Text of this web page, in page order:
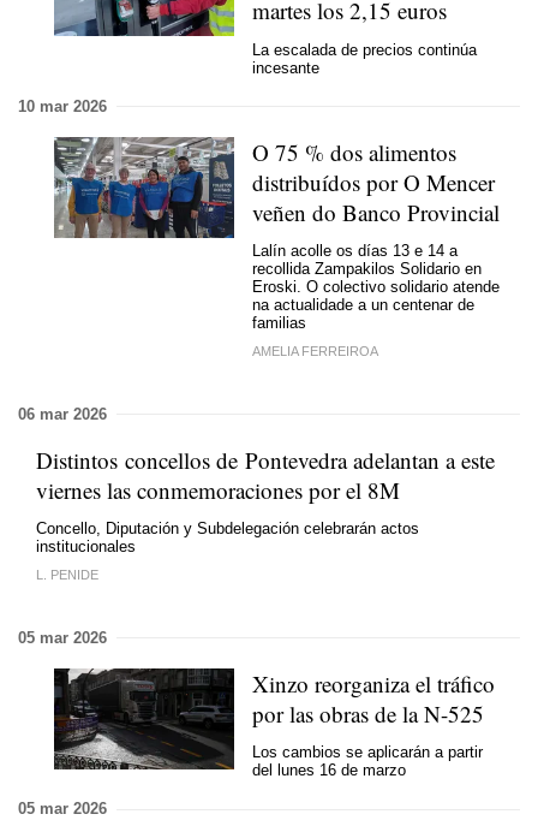
martes los 2,15 euros
La escalada de precios continúa
incesante
10 mar 2026
O 75 % dos alimentos
distribuídos por O Mencer
veñen do Banco Provincial
Lalín acolle os días 13 e 14 a
recollida Zampakilos Solidario en
Eroski. O colectivo solidario atende
na actualidade a un centenar de
familias
AMELIA FERREIROA
06 mar 2026
Distintos concellos de Pontevedra adelantan a este
viernes las conmemoraciones por el 8M
Concello, Diputación y Subdelegación celebrarán actos
institucionales
L. PENIDE
05 mar 2026
Xinzo reorganiza el tráfico
por las obras de la N-525
Los cambios se aplicarán a partir
del lunes 16 de marzo
05 mar 2026